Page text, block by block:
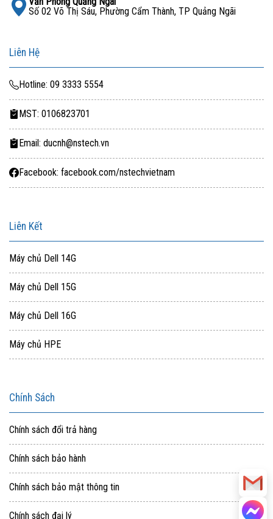
Số 02 Võ Thị Sáu, Phường Cẩm Thành, TP Quảng Ngãi
Liên Hệ
Hotline: 09 3333 5554
MST: 0106823701
Email: ducnh@nstech.vn
Facebook: facebook.com/nstechvietnam
Liên Kết
Máy chủ Dell 14G
Máy chủ Dell 15G
Máy chủ Dell 16G
Máy chủ HPE
Chính Sách
Chính sách đổi trả hàng
Chính sách bảo hành
Chính sách bảo mật thông tin
Chính sách đại lý